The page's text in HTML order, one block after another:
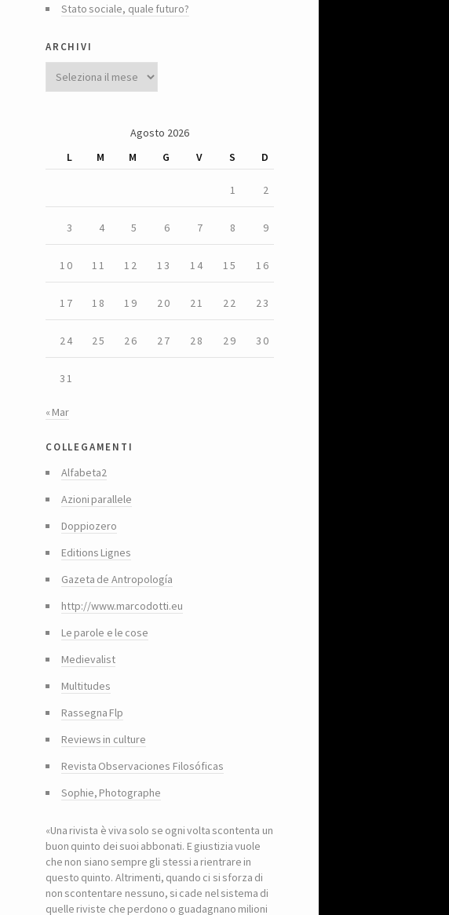
Stato sociale, quale futuro?
archivi
Agosto 2026
L
M M G V S D
1 2
3 4 5 6 7 8 9
10 11 12 13 14 15 16
17 18 19 20 21 22 23
24 25 26 27 28 29 30
31
« Mar
collegamenti
Alfabeta2
Azioni parallele
Doppiozero
Editions Lignes
Gazeta de Antropología
http://www.marcodotti.eu
Le parole e le cose
Medievalist
Multitudes
Rassegna Flp
Reviews in culture
Revista Observaciones Filosóficas
Sophie, Photographe
«Una rivista è viva solo se ogni volta scontenta un
buon quinto dei suoi abbonati. E giustizia vuole
che non siano sempre gli stessi a rientrare in
questo quinto. Altrimenti, quando ci si sforza di
non scontentare nessuno, si cade nel sistema di
quelle riviste che perdono o guadagnano milioni